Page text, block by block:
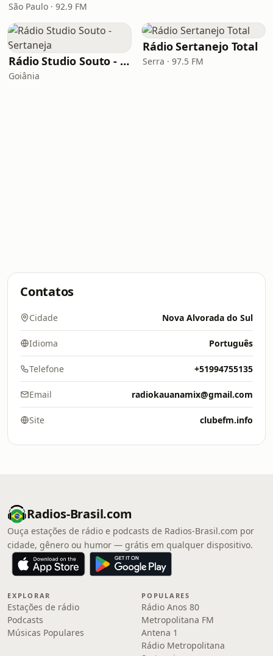
São Paulo · 92.9 FM
Rádio Studio Souto - Sertaneja
Goiânia
Rádio Sertanejo Total
Serra · 97.5 FM
Contatos
Cidade Nova Alvorada do Sul
Idioma Português
Telefone +51994755135
Email radiokauanamix@gmail.com
Site clubefm.info
Radios-Brasil.com
Ouça estações de rádio e podcasts de Radios-Brasil.com por
cidade, gênero ou humor — grátis em qualquer dispositivo.
EXPLORAR
Estações de rádio
Podcasts
Músicas Populares
POPULARES
Rádio Anos 80
Metropolitana FM
Antena 1
Rádio Metropolitana